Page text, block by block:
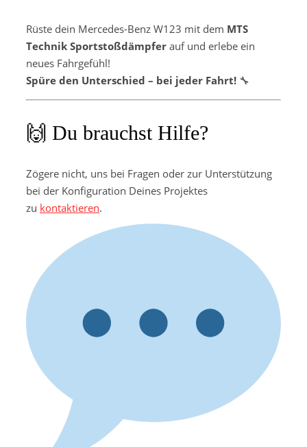
Rüste dein Mercedes-Benz W123 mit dem MTS
Technik Sportstoßdämpfer auf und erlebe ein
neues Fahrgefühl!
Spüre den Unterschied – bei jeder Fahrt! 🔧​
🙌 Du brauchst Hilfe?
Zögere nicht, uns bei Fragen oder zur Unterstützung
bei der Konfiguration Deines Projektes
zu kontaktieren.